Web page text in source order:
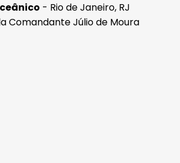
- Rio de Janeiro, RJ
Comandante Júlio de Moura